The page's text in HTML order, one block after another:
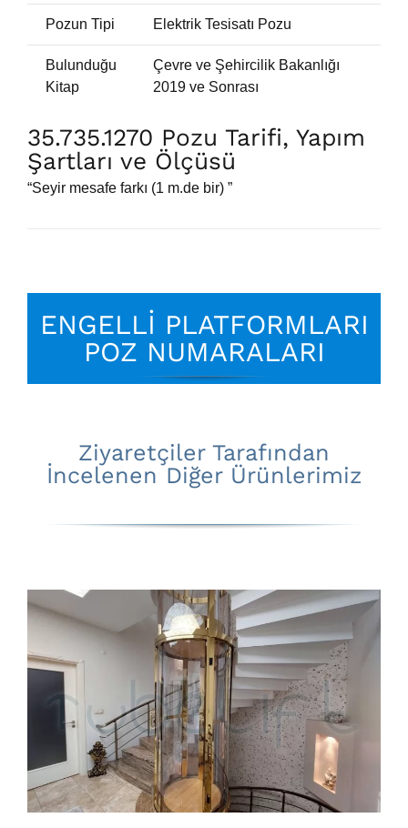
Pozun Tipi Elektrik Tesisatı Pozu
Bulunduğu
Kitap
Çevre ve Şehircilik Bakanlığı
2019 ve Sonrası
35.735.1270 Pozu Tarifi, Yapım
Şartları ve Ölçüsü
“Seyir mesafe farkı (1 m.de bir) ”
ENGELLİ PLATFORMLARI
POZ NUMARALARI
Ziyaretçiler Tarafından
İncelenen Diğer Ürünlerimiz